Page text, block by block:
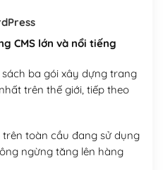
CMS lớn và nổi tiếng
ba gói xây dựng trang
trên thế giới, tiếp theo
toàn cầu đang sử dụng
ngừng tăng lên hàng